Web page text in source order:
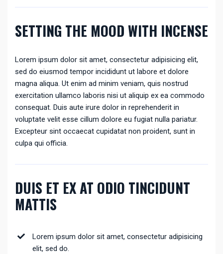
SETTING THE MOOD WITH INCENSE
Lorem ipsum dolor sit amet, consectetur adipisicing elit,
sed do eiusmod tempor incididunt ut labore et dolore
magna aliqua. Ut enim ad minim veniam, quis nostrud
exercitation ullamco laboris nisi ut aliquip ex ea commodo
consequat. Duis aute irure dolor in reprehenderit in
voluptate velit esse cillum dolore eu fugiat nulla pariatur.
Excepteur sint occaecat cupidatat non proident, sunt in
culpa qui officia.
DUIS ET EX AT ODIO TINCIDUNT
MATTIS
Lorem ipsum dolor sit amet, consectetur adipisicing
elit, sed do.